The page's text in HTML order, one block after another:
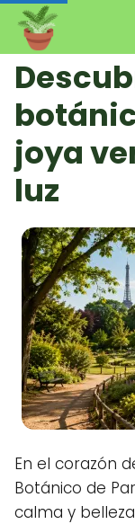
joya
luz
En el corazón
Botánico de
calma y